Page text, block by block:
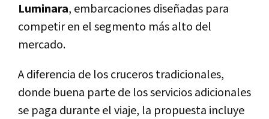
Luminara, embarcaciones diseñadas para
competir en el segmento más alto del
mercado.
A diferencia de los cruceros tradicionales,
donde buena parte de los servicios adicionales
se paga durante el viaje, la propuesta incluye